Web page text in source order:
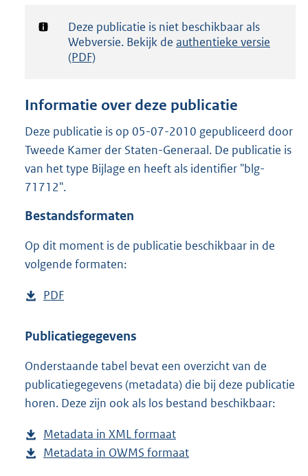
d
g
t
e
:
3
Notificatie:
Deze publicatie is niet beschikbaar als
Webversie. Bekijk de authentieke versie
(PDF)
Informatie over deze publicatie
Deze publicatie is op 05-07-2010 gepubliceerd door
Tweede Kamer der Staten-Generaal. De publicatie is
van het type Bijlage en heeft als identifier "blg-
71712".
Bestandsformaten
Op dit moment is de publicatie beschikbaar in de
volgende formaten:
D
w
l
o
a
p
u
PDF
s
a
n
d
g
r
Publicatiegegevens
Onderstaande tabel bevat een overzicht van de
publicatiegegevens (metadata) die bij deze publicatie
horen. Deze zijn ook als los bestand beschikbaar:
Metadata in XML formaat
e
Metadata in OWMS formaat